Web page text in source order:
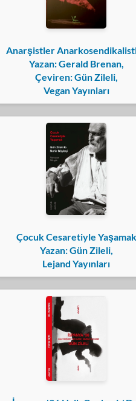
Anarşistler
Yazan: Gerald Brenan,
Çeviren: Gün Zileli,
Vegan Yayınları
Çocuk Cesaretiyle Yaşamak
Yazan: Gün Zileli,
Lejand Yayınları